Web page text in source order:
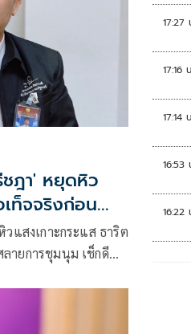
ฎา' หยุดหิว
ท็จจริงก่อน
แสงเกาะกระแส ธาริต
ายการชุมนุม เช็กดี
อสื่อ ระวังประชาชน
17:27
17:16
17:14
16:53
16:22